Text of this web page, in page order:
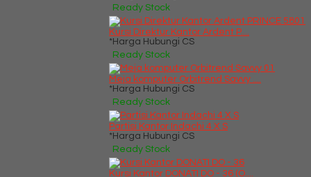
Ready Stock
Kursi Direktur Kantor Ardent P....
*Harga Hubungi CS
Ready Stock
Meja komputer Orbitrend Savvy ....
*Harga Hubungi CS
Ready Stock
Partisi Kantor Indachi 4 X S
*Harga Hubungi CS
Ready Stock
Kursi Kantor DONATI DO - 36 (O....